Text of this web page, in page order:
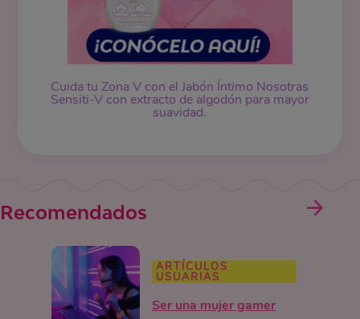
Cuida tu Zona V con el Jabón Íntimo Nosotras
Sensiti-V con extracto de algodón para mayor
suavidad.
Recomendados
ARTÍCULOS
USUARIAS
Ser una mujer gamer